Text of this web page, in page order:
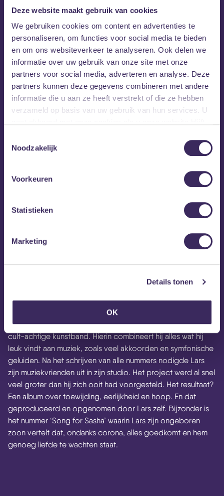
Deze website maakt gebruik van cookies
We gebruiken cookies om content en advertenties te
personaliseren, om functies voor social media te bieden
en om ons websiteverkeer te analyseren. Ook delen we
informatie over uw gebruik van onze site met onze
partners voor social media, adverteren en analyse. Deze
partners kunnen deze gegevens combineren met andere
informatie die u aan ze heeft verstrekt of die ze hebben
verzameld op basis van uw gebruik van hun services. U
Noodzakelijk
Voorkeuren
Statistieken
Marketing
Details tonen
OK
The Klittens
The Klittenshebben een missie! Ze zijn er voor jou als je
houdt van blije songs, maar ook als je houdt droevige
gevoelens. De verrassende mix van indie-fuzz en DIY gaat
van donkere postpunk naar dansbare nummers over oma’s.
Ze tourden al in Engeland met de rockers van Bull,
verzorgden de support van SASAMI, Tacocat en Deliluh, en
speelden shows met bands als Personal Trainer, KIEFF, Steve
aan de weg bouwen.
Na jaren van opnemen en touren met St. Tropez, vond de
Amsterdamse muzikant Lars alias
iets nieuws. Al jaren droomde hij over het vormen van een
cult-achtige kunstband. Hierin combineert hij alles wat hij
leuk vindt aan muziek, zoals veel akkoorden en symfonische
geluiden. Na het schrijven van alle nummers nodigde Lars
zijn muziekvrienden uit in zijn studio. Het project werd al snel
veel groter dan hij zich ooit had voorgesteld. Het resultaat?
Een album over toewijding, eerlijkheid en hoop. En dat
geproduceerd en opgenomen door Lars zelf. Bijzonder is
het nummer ‘Song for Sasha’ waarin Lars zijn ongeboren
zoon vertelt dat, ondanks corona, alles goedkomt en hem
genoeg liefde te wachten staat.